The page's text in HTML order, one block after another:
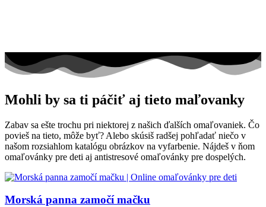
Mohli by sa ti páčiť aj tieto maľovanky
Zabav sa ešte trochu pri niektorej z našich ďalších omaľovaniek. Čo
povieš na tieto, môže byť? Alebo skúsiš radšej pohľadať niečo v
našom rozsiahlom katalógu obrázkov na vyfarbenie. Nájdeš v ňom
omaľovánky pre deti aj antistresové omaľovánky pre dospelých.
Morská panna zamočí mačku